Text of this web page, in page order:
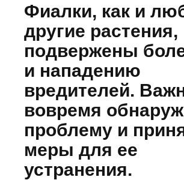
Фиалки, как и
другие растения,
подвержены
и нападению
вредителей.
вовремя
проблему и
меры для ее
устранения.